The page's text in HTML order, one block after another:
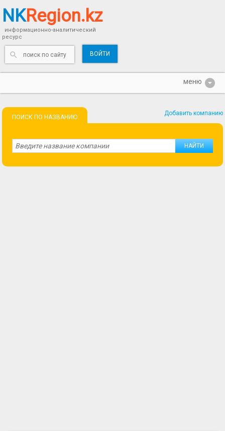
NKRegion.kz
информационно-аналитический
ресурс
ВОЙТИ
ПОИСК ПО НАЗВАНИЮ
Добавить компанию